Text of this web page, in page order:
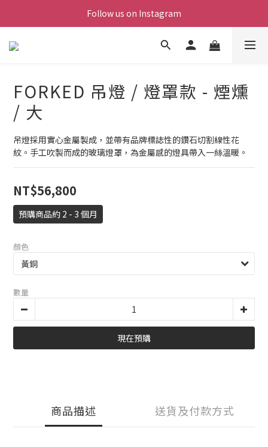
Follow us on Instagram
FORKED 吊燈 / 燈罩款 - 煙燻
/ 大
吊燈採用實心金屬製成，並帶有品牌標誌性的鑽石切割線性花
紋。手工吹製而成的玻璃燈罩，為金屬感的燈具帶入一絲溫暖。
NT$56,800
預購商品約 2 - 3 個月
顏色
數量
現在預購
商品描述 送貨及付款方式